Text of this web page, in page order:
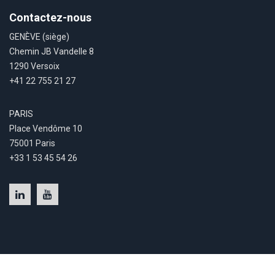
Contactez-nous
GENÈVE (siège)
Chemin JB Vandelle 8
1290 Versoix
+41 22 755 21 27
PARIS
Place Vendôme 10
75001 Paris
+33 1 53 45 54 26